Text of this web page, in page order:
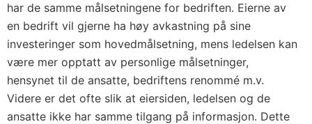
har de samme målsetningene for bedriften. Eierne av
en bedrift vil gjerne ha høy avkastning på sine
investeringer som hovedmålsetning, mens ledelsen kan
være mer opptatt av personlige målsetninger,
hensynet til de ansatte, bedriftens renommé m.v.
Videre er det ofte slik at eiersiden, ledelsen og de
ansatte ikke har samme tilgang på informasjon. Dette